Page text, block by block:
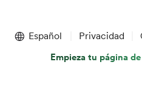
of
Español Privacidad
Empieza tu página